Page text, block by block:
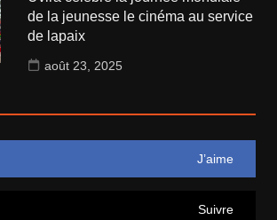
de la jeunesse le cinéma au service
de lapaix
août 23, 2025
J’aime
Suivre